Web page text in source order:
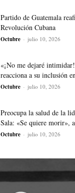
Partido de Guatemala
Revolución Cubana
Octubre - julio 10, 2026
«¡No me dejaré
reacciona a su inclusión
Octubre - julio 10, 2026
Preocupa la salud de la
Sala: «Se quiere morir»,
Octubre - julio 10, 2026